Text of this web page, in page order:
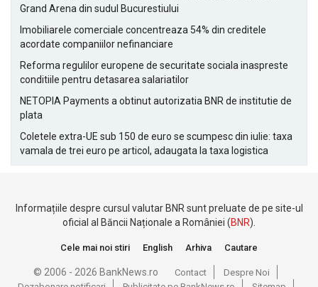
Grand Arena din sudul Bucurestiului
Imobiliarele comerciale concentreaza 54% din creditele
acordate companiilor nefinanciare
Reforma regulilor europene de securitate sociala inaspreste
conditiile pentru detasarea salariatilor
NETOPIA Payments a obtinut autorizatia BNR de institutie de
plata
Coletele extra-UE sub 150 de euro se scumpesc din iulie: taxa
vamala de trei euro pe articol, adaugata la taxa logistica
Informațiile despre cursul valutar BNR sunt preluate de pe site-ul
oficial al Băncii Naționale a României (BNR).
Cele mai noi stiri English Arhiva Cautare
© 2006 - 2026 BankNews.ro Contact
Despre Noi